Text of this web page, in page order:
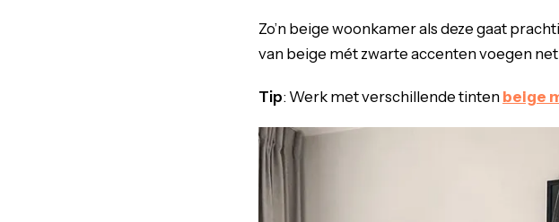
Zo’n beige woonkamer als deze gaat
van beige mét zwarte accenten voegen
Tip: Werk met verschillende tinten beige